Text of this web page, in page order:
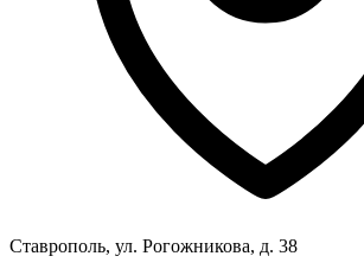
Ставрополь, ул. Рогожникова, д. 38